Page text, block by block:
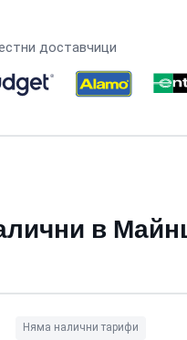
доставчици
в
Няма налични тарифи